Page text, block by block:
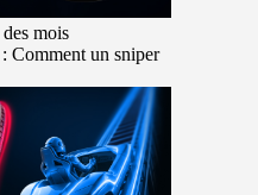
mois
Comment un sniper